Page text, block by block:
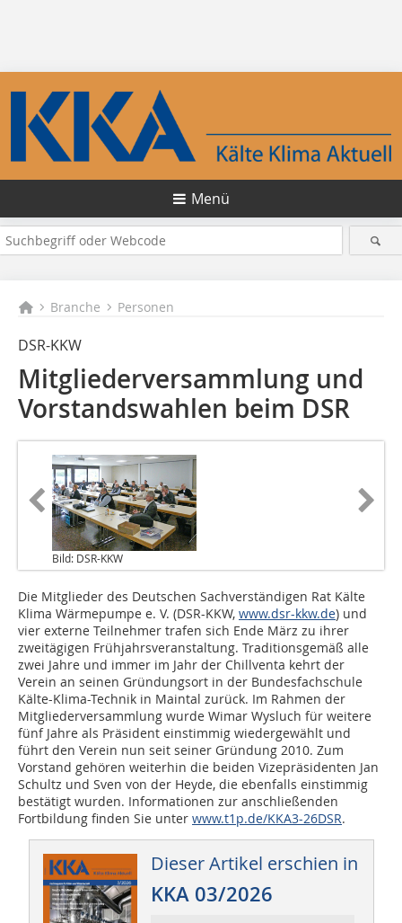
Menü
Branche Personen
DSR-KKW
Mitgliederversammlung und
Vorstandswahlen beim DSR
Bild: DSR-KKW
Die Mitglieder des Deutschen Sachverständigen Rat Kälte
Klima Wärmepumpe e. V. (DSR-KKW, www.dsr-kkw.de) und
vier externe Teilnehmer trafen sich Ende März zu ihrer
zweitägigen Frühjahrsveranstaltung. Traditionsgemäß alle
zwei Jahre und immer im Jahr der Chillventa kehrt der
Verein an seinen Gründungsort in der Bundesfachschule
Kälte-Klima-Technik in Maintal zurück. Im Rahmen der
Mitgliederversammlung wurde Wimar Wysluch für weitere
fünf Jahre als Präsident einstimmig wiedergewählt und
führt den Verein nun seit seiner Gründung 2010. Zum
Vorstand gehören weiterhin die beiden Vizepräsidenten Jan
Schultz und Sven von der Heyde, die ebenfalls einstimmig
bestätigt wurden. Informationen zur anschließenden
Fortbildung finden Sie unter www.t1p.de/KKA3-26DSR.
Dieser Artikel erschien in
KKA 03/2026